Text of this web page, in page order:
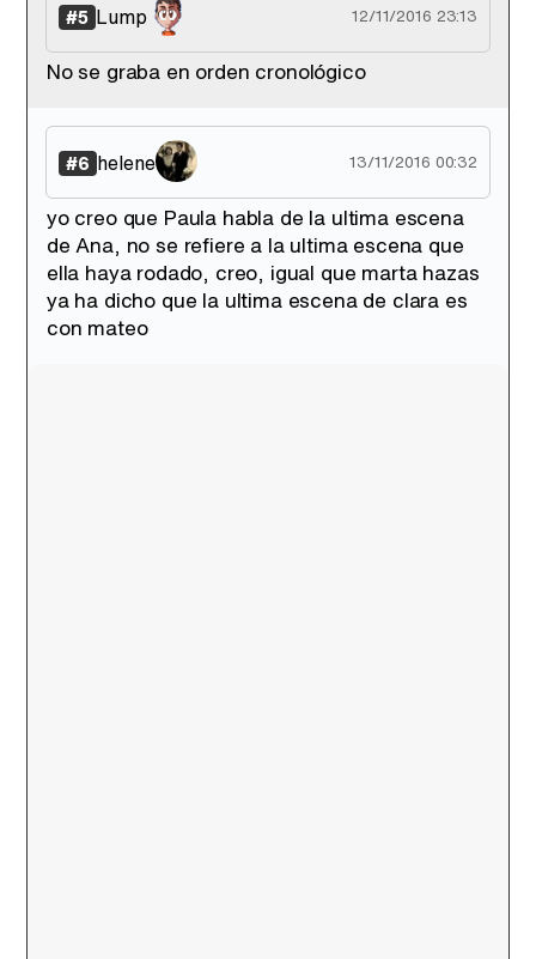
#5 Lump 12/11/2016 23:13
No se graba en orden cronológico
#6 helene 13/11/2016 00:32
yo creo que Paula habla de la ultima escena
de Ana, no se refiere a la ultima escena que
ella haya rodado, creo, igual que marta hazas
ya ha dicho que la ultima escena de clara es
con mateo